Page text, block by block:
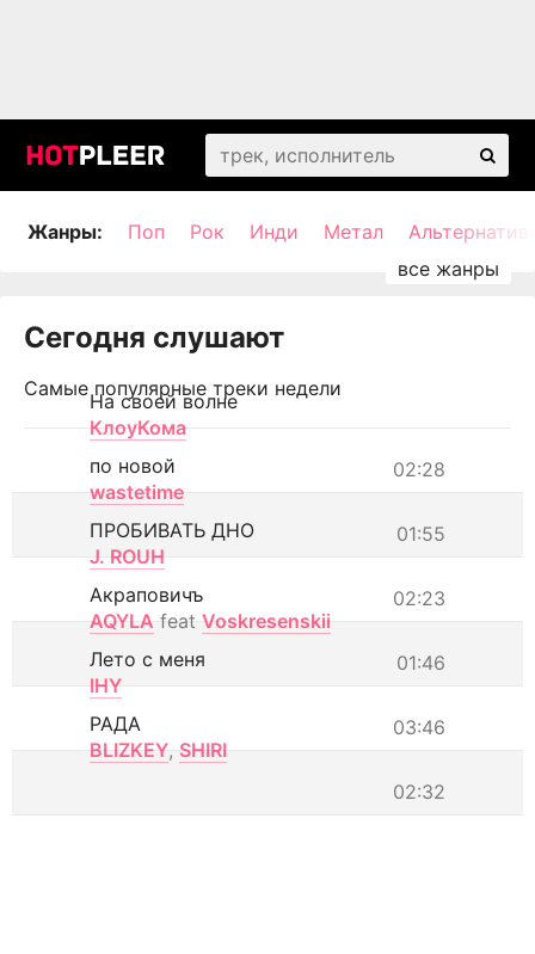
Жанры: Поп Рок Инди Метал
Сегодня слушают
Самые популярные треки недели
На своей волне
КлоуКома
02:28
по новой
wastetime
01:55
ПРОБИВАТЬ ДНО
J. ROUH
02:23
Акраповичъ
AQYLA feat Voskresenskii
01:46
Лето с меня
IHY
03:46
РАДА
BLIZKEY, SHIRI
02:32